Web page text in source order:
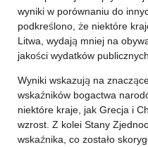
wyniki w porównaniu do
podkreślono, że niektóre
Litwa, wydają mniej na
jakości wydatków
Wyniki wskazują na
wskaźników bogactwa
niektóre kraje, jak Grecja i
wzrost. Z kolei Stany
wskaźnika, co zostało